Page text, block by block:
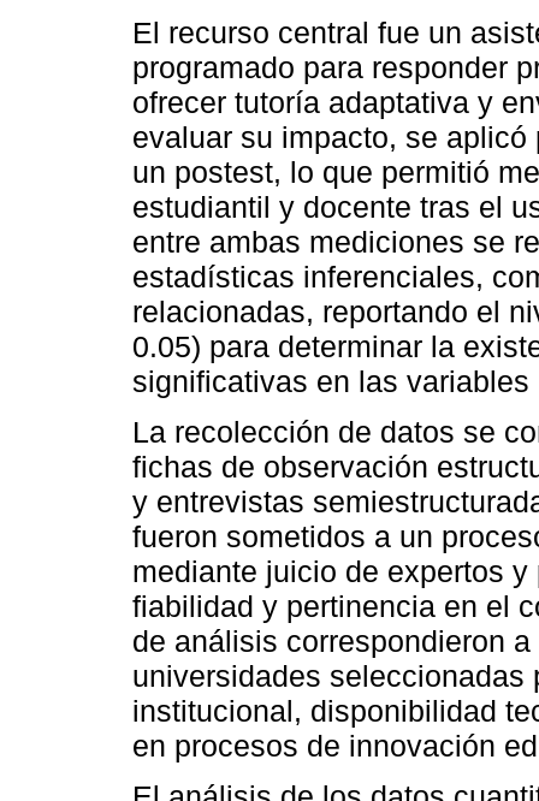
El recurso central fue un
programado para responder
ofrecer tutoría adaptativa y
evaluar su impacto, se
un postest, lo que permitió
estudiantil y docente tras el
entre ambas mediciones se
estadísticas inferenciales,
relacionadas, reportando el
0.05) para determinar la
significativas en las variables
La recolección de datos se
fichas de observación
y entrevistas
fueron sometidos a un
mediante juicio de expertos
fiabilidad y pertinencia en el
de análisis correspondieron
universidades seleccionadas
institucional, disponibilidad
en procesos de innovación